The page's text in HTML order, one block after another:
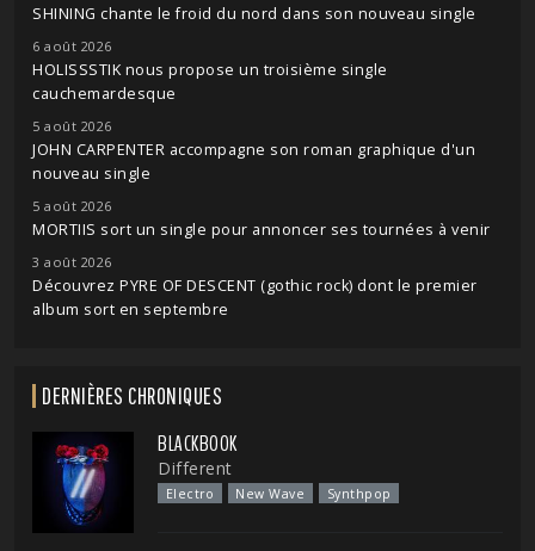
SHINING chante le froid du nord dans son nouveau single
6 août 2026
HOLISSSTIK nous propose un troisième single
cauchemardesque
5 août 2026
JOHN CARPENTER accompagne son roman graphique d'un
nouveau single
5 août 2026
MORTIIS sort un single pour annoncer ses tournées à venir
3 août 2026
Découvrez PYRE OF DESCENT (gothic rock) dont le premier
album sort en septembre
DERNIÈRES CHRONIQUES
BLACKBOOK
Different
Electro New Wave Synthpop